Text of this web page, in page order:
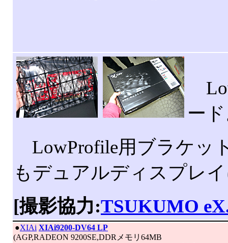
ー
LowProfile用ブラケッ
もデュアルディスプレ
[撮影協力:TSUKUMO
●XIAi XIAi9200-DV64 LP
(AGP,RADEON 9200SE,DDRメモリ64MB